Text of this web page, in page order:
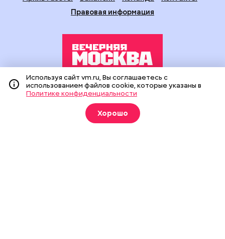
Правовая информация
Издание создано при финансовой поддержке Департамента
средств массовой информации и рекламы города Москвы.
На сайте применяются рекомендательные технологии
(информационные технологии предоставления информации
на основе сбора, систематизации и анализа сведений,
Используя сайт vm.ru, Вы соглашаетесь с
использованием файлов cookie, которые указаны в
Политике конфиденциальности
Хорошо